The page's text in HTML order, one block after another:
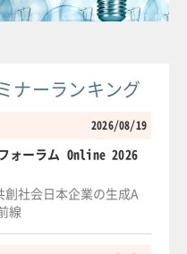
ナーランキング
2026/08/19
ォーラム Online 2026
社会日本企業の生成A
線